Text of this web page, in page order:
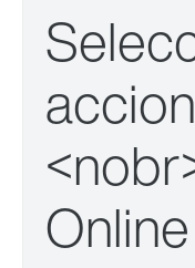
selección de